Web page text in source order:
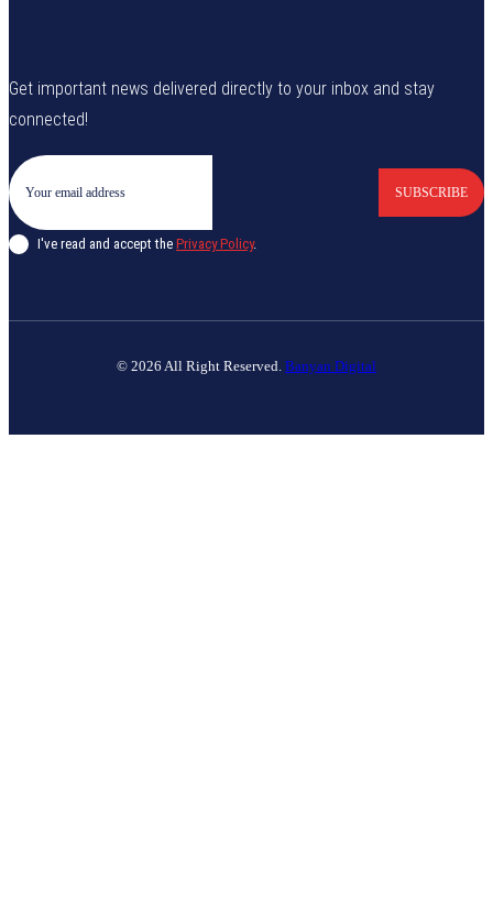
Get important news delivered directly to your inbox and stay
connected!
SUBSCRIBE
I've read and accept the Privacy Policy.
© 2026 All Right Reserved. Banyan Digital